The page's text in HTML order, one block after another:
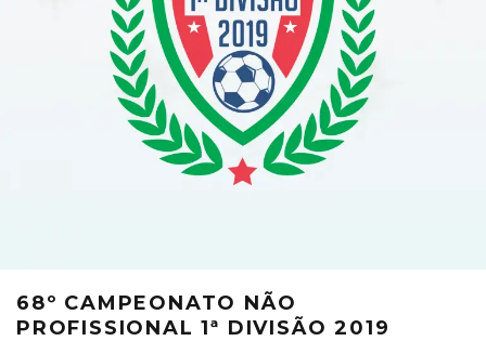
68º CAMPEONATO NÃO
PROFISSIONAL 1ª DIVISÃO 2019